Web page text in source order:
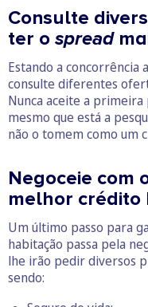
Consulte
ter o spread
Estando a concorrência
consulte diferentes
Nunca aceite a
mesmo que está a
não o tomem como um
Negoceie com
melhor crédito
Um último passo para
habitação passa pela
lhe irão pedir diversos
sendo: